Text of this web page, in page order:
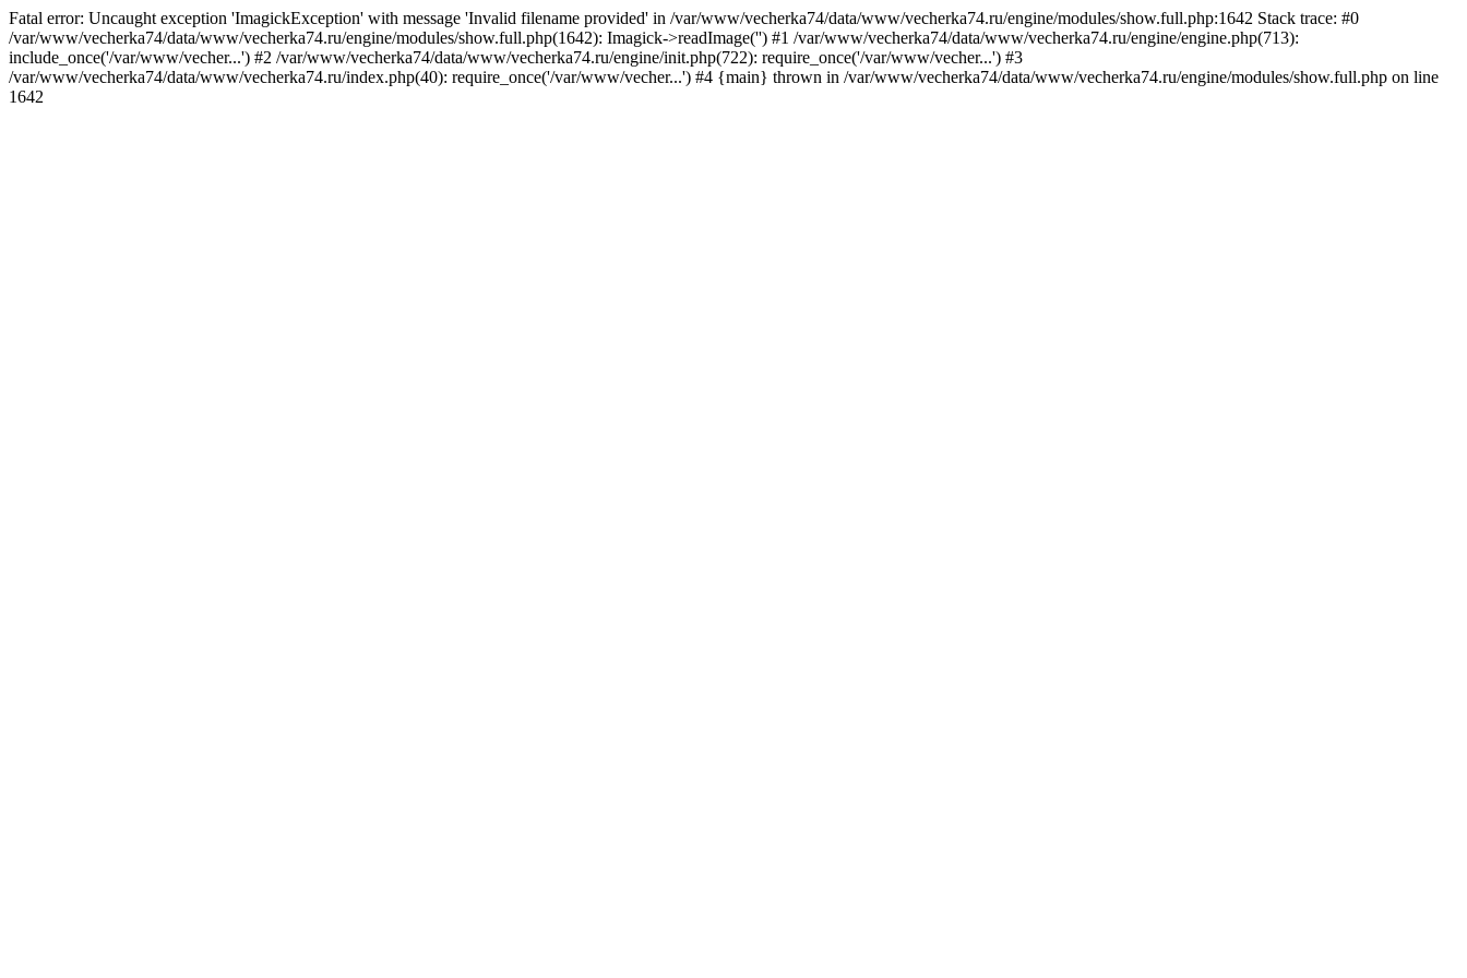
Fatal error: Uncaught exception 'ImagickException' with message 'Invalid filename provided' in /var/www/vecherka74/data/www/vecherka74.ru/engine/modules/show.full.php:1642 Stack trace: #0
/var/www/vecherka74/data/www/vecherka74.ru/engine/modules/show.full.php(1642): Imagick->readImage('') #1 /var/www/vecherka74/data/www/vecherka74.ru/engine/engine.php(713):
include_once('/var/www/vecher...') #2 /var/www/vecherka74/data/www/vecherka74.ru/engine/init.php(722): require_once('/var/www/vecher...') #3
/var/www/vecherka74/data/www/vecherka74.ru/index.php(40): require_once('/var/www/vecher...') #4 {main} thrown in /var/www/vecherka74/data/www/vecherka74.ru/engine/modules/show.full.php on line
1642